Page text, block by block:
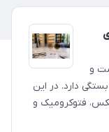
و
دارد. در این
فتوکرومیک و